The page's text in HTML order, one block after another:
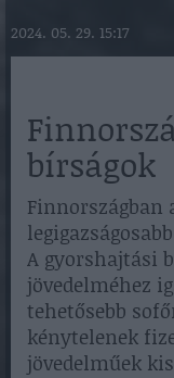
2024. 05. 29. 15:17
bírságok
Finnországban
A gyorshajtási
jövedelméhez
tehetősebb
kénytelenek
jövedelműek